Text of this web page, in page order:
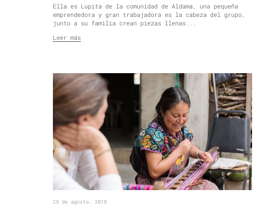
Ella es Lupita de la comunidad de Aldama, una pequeña
emprendedora y gran trabajadora es la cabeza del grupo,
junto a su familia crean piezas llenas...
Leer más
25 de agosto, 2018